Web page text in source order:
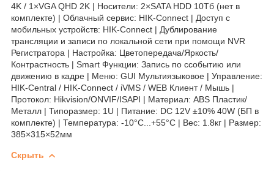
4K / 1×VGA QHD 2K | Носители: 2×SATA HDD 10Тб (нет в
комплекте) | Облачный сервис: HIK-Connect | Доступ с
мобильных устройств: HIK-Connect | Дублирование
трансляции и записи по локальной сети при помощи NVR
Регистратора | Настройка: Цветопередача/Яркость/
Контрастность | Smart Функции: Запись по cсобытию или
движению в кадре | Меню: GUI Мультиязыковое | Управление:
HIK-Central / HIK-Connect / iVMS / WEB Клиент / Мышь |
Протокол: Hikvision/ONVIF/ISAPI | Материал: ABS Пластик/
Металл | Типоразмер: 1U | Питание: DC 12V ±10% 40W (БП в
комплекте) | Температура: -10°C...+55°C | Вес: 1.8кг | Размер:
385×315×52мм
Скрыть